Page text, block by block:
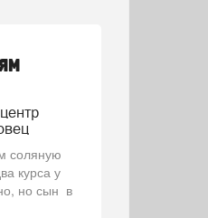
соляную
курса у
но сын в